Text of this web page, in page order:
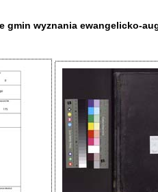
gmin wyznania ewangelicko-